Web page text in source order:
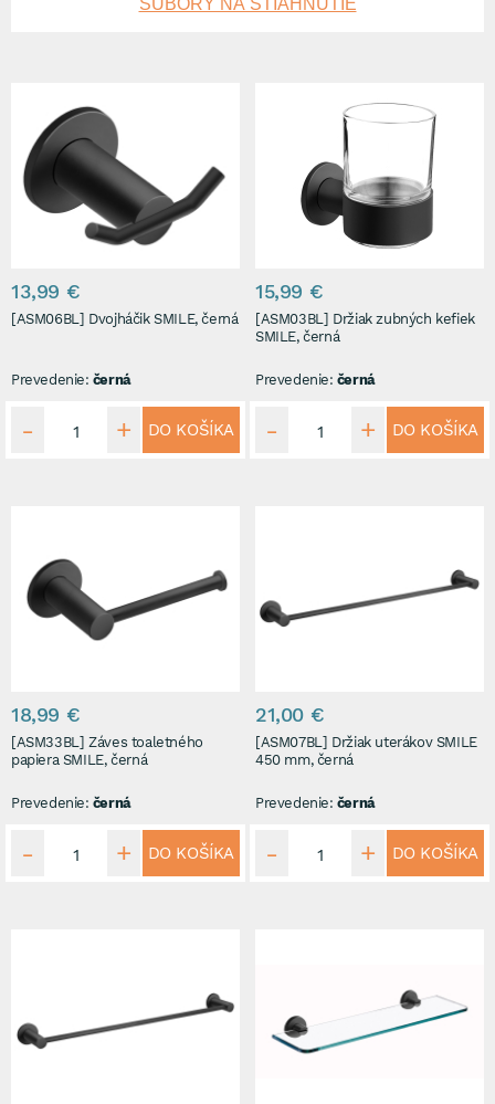
SÚBORY NA STIAHNUTIE
13,99 €
[ASM06BL] Dvojháčik SMILE, černá
Prevedenie: černá
DO KOŠÍKA
15,99 €
[ASM03BL] Držiak zubných kefiek
SMILE, černá
Prevedenie: černá
DO KOŠÍKA
18,99 €
[ASM33BL] Záves toaletného
papiera SMILE, černá
Prevedenie: černá
DO KOŠÍKA
21,00 €
[ASM07BL] Držiak uterákov SMILE
450 mm, černá
Prevedenie: černá
DO KOŠÍKA